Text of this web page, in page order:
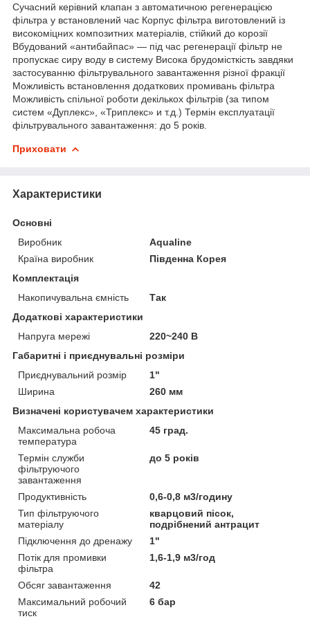
Сучасний керівний клапан з автоматичною регенерацією
фільтра у встановлений час Корпус фільтра виготовлений із
високоміцних композитних матеріалів, стійкий до корозії
Вбудований «антибайпас» — під час регенерації фільтр не
пропускає сиру воду в систему Висока брудомісткість завдяки
застосуванню фільтрувального завантаження різної фракції
Можливість встановлення додаткових промивань фільтра
Можливість спільної роботи декількох фільтрів (за типом
систем «Дуплекс», «Триплекс» и т.д.) Термін експлуатації
фільтрувального завантаження: до 5 років.
Приховати
Характеристики
Основні
Виробник
Aqualine
Країна виробник
Південна Корея
Комплектація
Накопичувальна ємність
Так
Додаткові характеристики
Напруга мережі
220~240 В
Габаритні і приєднувальні розміри
Приєднувальний розмір
1"
Ширина
260 мм
Визначені користувачем характеристики
Максимальна робоча
температура
45 град.
Термін служби
фільтруючого
завантаження
до 5 років
Продуктивність
0,6-0,8 м3/годину
Тип фільтруючого
матеріалу
кварцовий пісок,
подрібнений антрацит
Підключення до дренажу
1"
Потік для промивки
фільтра
1,6-1,9 м3/год
Обсяг завантаження
42
Максимальний робочий
тиск
6 бар